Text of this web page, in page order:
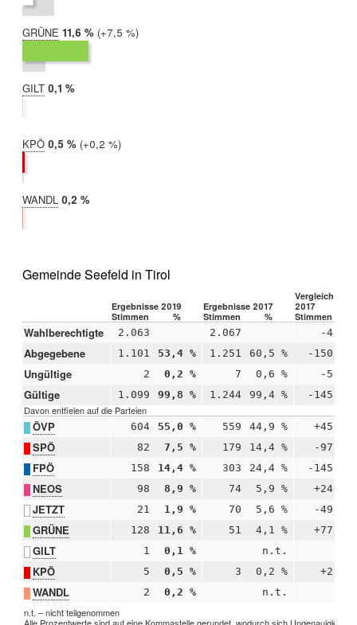
GRÜNE 2019:
11,6 %
2017:
4,1 %
Differenz:
+7,5 %
GILT 2019:
0,1 %
KPÖ 2019:
0,5 %
2017:
0,2 %
Differenz:
+0,2 %
WANDL 2019:
0,2 %
Gemeinde Seefeld in Tirol
Ergebnisse 2019 Ergebnisse 2017
Vergleich
2017
Stimmen
% Stimmen % Stimmen
Wahlberechtigte 2.063 2.067 -4
Abgegebene 1.101 53,4 % 1.251 60,5 % -150
Ungültige 2 0,2 % 7 0,6 % -5
Gültige 1.099 99,8 % 1.244 99,4 % -145
Davon entfielen auf die Parteien
ÖVP 604 55,0 % 559 44,9 % +45
SPÖ 82 7,5 % 179 14,4 % -97
FPÖ 158 14,4 % 303 24,4 % -145
NEOS 98 8,9 % 74 5,9 % +24
JETZT 21 1,9 % 70 5,6 % -49
GRÜNE 128 11,6 % 51 4,1 % +77
GILT 1 0,1 % n.t.
KPÖ 5 0,5 % 3 0,2 % +2
WANDL 2 0,2 % n.t.
n.t. – nicht teilgenommen